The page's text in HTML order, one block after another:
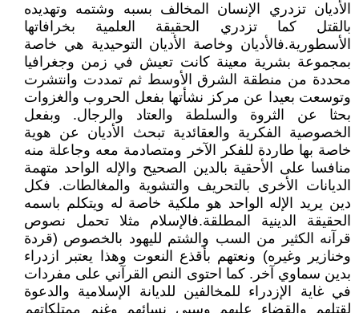
الأديان تزدري الإنسان المخالف بسبه وشتمه وتهديده
بالقتل كما تزدري الحقيقة العلمية بخرافاتها
الأسطورية.فالأديان وخاصة الأديان التوحيدية هي خاصة
بمجموعة بشرية معينة كانت تعيش في زمن وجغرافيا
محددة من منطقة الشرق الأوسط ثم تمددت وانتشرت
وتوسعت بعيدا عن مركز نشأتها بفعل الحروب والغزوات
بحثا عن الثروة والسلطة والعتاد والرجال. وبفعل
الخصوصية الفكرية والعقائدية تبحث الأديان عن هوية
خاصة بها طاردة للفكر الآخر ومتصادمة معه وجاعلة منه
منافسا على الأحقية بالدين الصحيح والإله الواحد متهمة
الديانات الأخرى بالتحريف والتشوية والمغالطات. فكل
دين يريد الإله الواحد هو ملكية خاصة له ويتكلم باسمه
الحقيقة الدينية المطلقة.فالإسلام مثلا تحمل نصوص
قرآنه الكثير من السب والشتم لليهود بالخصوص (قردة
وخنازير وغيره) ونعتهم بأقذع النعوت وهذا يعتبر ازدراء
بدين سماوي آخر. كما احتوى النص القرآني على مفردات
في غاية الإزدراء للمخالفين للديانة الإسلامية والدعوة
لقتلهم والقضاء عليهم وسبي نسائهم وغنم ممتلكاتهم